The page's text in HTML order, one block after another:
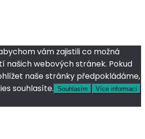
vám zajistili co možná
našich webových stránek. Pokud
naše stránky předpokládáme,
souhlasíte. Souhlasím Více informací